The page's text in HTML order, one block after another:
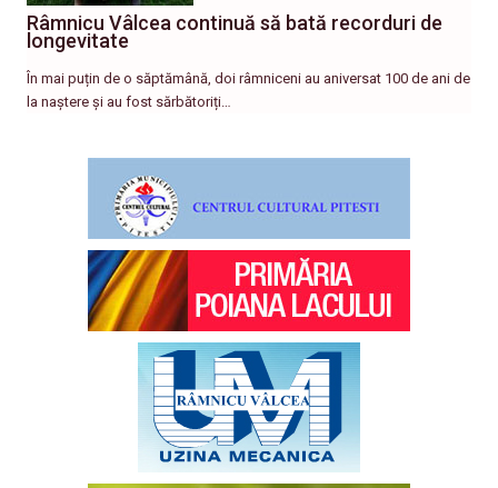
Râmnicu Vâlcea continuă să bată recorduri de
longevitate
În mai puțin de o săptămână, doi râmniceni au aniversat 100 de ani de
la naștere și au fost sărbătoriți…